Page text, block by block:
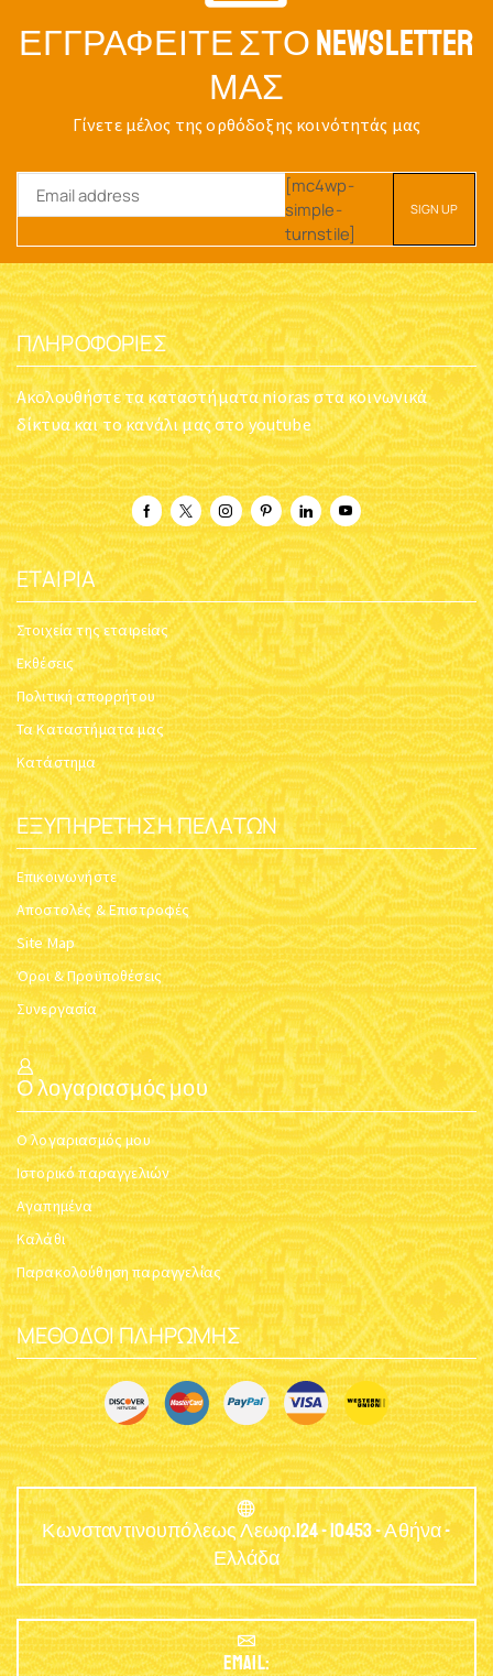
ΕΠΙΤΡΑΠΈΖΙΟ ΚΑΝΔΉΛΙ
ΝΊΚΕΛ H
Κωδικός:5046-01
$30.03
ΕΠΙΤΡΑΠΈΖΙΟ ΚΑΝΔΉΛΙ
ΝΊΚΕΛ I
Κωδικός:5032-01
$21.08
ΕΠΙΤΡΑΠΈΖΙΟ ΚΑΝΔΉΛΙ
ΝΊΚΕΛ J
Κωδικός:5033-01
$21.72
ΕΠΙΤΡΑΠΈΖΙΟ ΚΑΝΔΉΛΙ
ΝΊΚΕΛ Α
Κωδικός:5021-01
$32.58